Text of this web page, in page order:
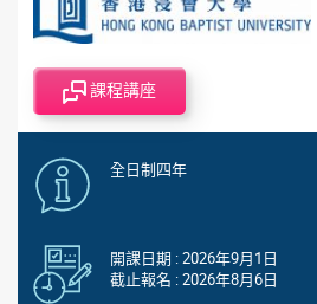
課程講座
全日制四年
開課日期 : 2026年9月1日
截止報名 : 2026年8月6日